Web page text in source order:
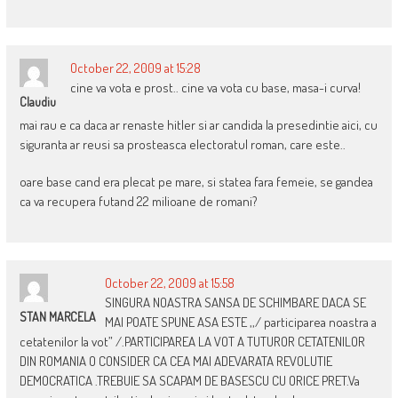
Claudiu
October 22, 2009 at 15:28
cine va vota e prost.. cine va vota cu base, masa-i curva!
mai rau e ca daca ar renaste hitler si ar candida la presedintie aici, cu
siguranta ar reusi sa prosteasca electoratul roman, care este..
oare base cand era plecat pe mare, si statea fara femeie, se gandea
ca va recupera futand 22 milioane de romani?
STAN MARCELA
October 22, 2009 at 15:58
SINGURA NOASTRA SANSA DE SCHIMBARE DACA SE
MAI POATE SPUNE ASA ESTE ,,/ participarea noastra a
cetatenilor la vot” /.PARTICIPAREA LA VOT A TUTUROR CETATENILOR
DIN ROMANIA O CONSIDER CA CEA MAI ADEVARATA REVOLUTIE
DEMOCRATICA .TREBUIE SA SCAPAM DE BASESCU CU ORICE PRET.Va